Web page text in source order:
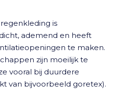
is
ademend en heeft
te maken.
zijn moeilijk te
vooral bij duurdere
van bijvoorbeeld goretex).